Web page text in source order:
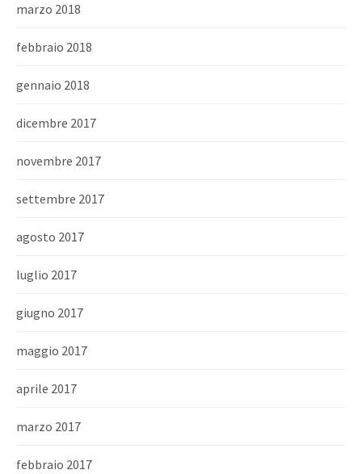
marzo 2018
febbraio 2018
gennaio 2018
dicembre 2017
novembre 2017
settembre 2017
agosto 2017
luglio 2017
giugno 2017
maggio 2017
aprile 2017
marzo 2017
febbraio 2017